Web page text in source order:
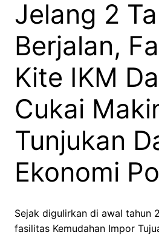
Jelang 2
Berjalan,
Kite IKM
Cukai
Tunjukan
Ekonomi
Sejak digulirkan di awal tahun
fasilitas Kemudahan Impor